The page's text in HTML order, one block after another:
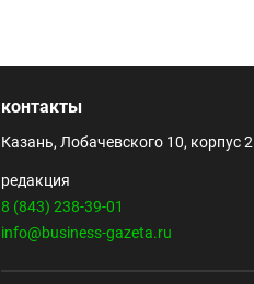
контакты
Казань, Лобачевского 10, корпус 2
редакция
8 (843) 238-39-01
info@business-gazeta.ru